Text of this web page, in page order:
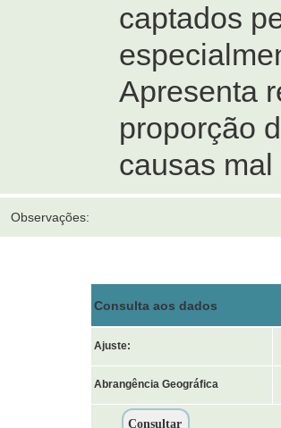
captados
Apresenta
proporção
causas
Observações:
Consulta aos dados
Ajuste:
Abrangência Geográfica